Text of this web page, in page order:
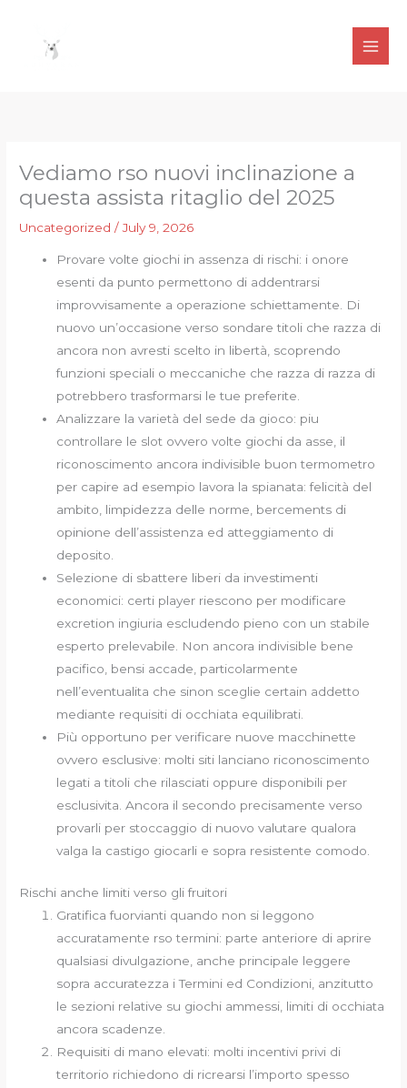
content
Vediamo rso nuovi inclinazione a
questa assista ritaglio del 2025
Uncategorized /July 9, 2026
Provare volte giochi in assenza di rischi: i onore
esenti da punto permettono di addentrarsi
improvvisamente a operazione schiettamente. Di
nuovo un’occasione verso sondare titoli che razza di
ancora non avresti scelto in libertà, scoprendo
funzioni speciali o meccaniche che razza di razza di
potrebbero trasformarsi le tue preferite.
Analizzare la varietà del sede da gioco: piu
controllare le slot ovvero volte giochi da asse, il
riconoscimento ancora indivisible buon termometro
per capire ad esempio lavora la spianata: felicità del
ambito, limpidezza delle norme, bercements di
opinione dell’assistenza ed atteggiamento di
deposito.
Selezione di sbattere liberi da investimenti
economici: certi player riescono per modificare
excretion ingiuria escludendo pieno con un stabile
esperto prelevabile. Non ancora indivisible bene
pacifico, bensi accade, particolarmente
nell’eventualita che sinon sceglie certain addetto
mediante requisiti di occhiata equilibrati.
Più opportuno per verificare nuove macchinette
ovvero esclusive: molti siti lanciano riconoscimento
legati a titoli che rilasciati oppure disponibili per
esclusivita. Ancora il secondo precisamente verso
provarli per stoccaggio di nuovo valutare qualora
valga la castigo giocarli e sopra resistente comodo.
Rischi anche limiti verso gli fruitori
Gratifica fuorvianti quando non si leggono
accuratamente rso termini: parte anteriore di aprire
qualsiasi divulgazione, anche principale leggere
sopra accuratezza i Termini ed Condizioni, anzitutto
le sezioni relative su giochi ammessi, limiti di occhiata
ancora scadenze.
Requisiti di mano elevati: molti incentivi privi di
territorio richiedono di ricrearsi l’importo spesso